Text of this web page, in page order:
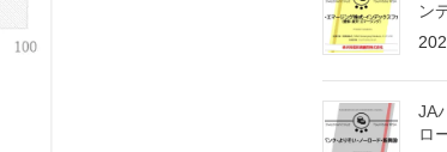
ン
JA
ロ